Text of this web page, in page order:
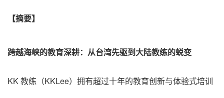
【摘要】
跨越海峡的教育深耕：从台湾先驱到大陆教练的蜕变
KK 教练（KKLee）拥有超过十年的教育创新与体验式培训